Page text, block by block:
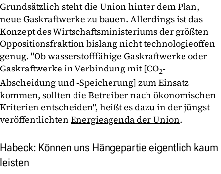
Grundsätzlich steht die Union hinter dem Plan,
neue Gaskraftwerke zu bauen. Allerdings ist das
Konzept des Wirtschaftsministeriums der größten
Oppositionsfraktion bislang nicht technologieoffen
genug. "Ob wasserstofffähige Gaskraftwerke oder
Gaskraftwerke in Verbindung mit [CO2-
Abscheidung und -Speicherung] zum Einsatz
kommen, sollten die Betreiber nach ökonomischen
Kriterien entscheiden", heißt es dazu in der jüngst
veröffentlichten Energieagenda der Union.
Habeck: Können uns Hängepartie eigentlich kaum
leisten